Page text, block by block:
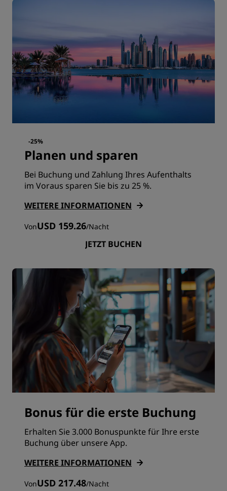
-25%
Planen und sparen
Bei Buchung und Zahlung Ihres Aufenthalts
im Voraus sparen Sie bis zu 25 %.
WEITERE INFORMATIONEN
VonUSD 159.26/Nacht
JETZT BUCHEN
Bonus für die erste Buchung
Erhalten Sie 3.000 Bonuspunkte für Ihre erste
Buchung über unsere App.
WEITERE INFORMATIONEN
VonUSD 217.48/Nacht